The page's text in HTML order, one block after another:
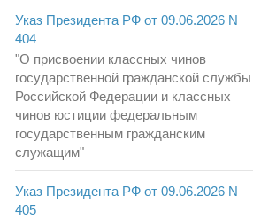
Указ Президента РФ от 09.06.2026 N
404
"О присвоении классных чинов
государственной гражданской службы
Российской Федерации и классных
чинов юстиции федеральным
государственным гражданским
служащим"
Указ Президента РФ от 09.06.2026 N
405